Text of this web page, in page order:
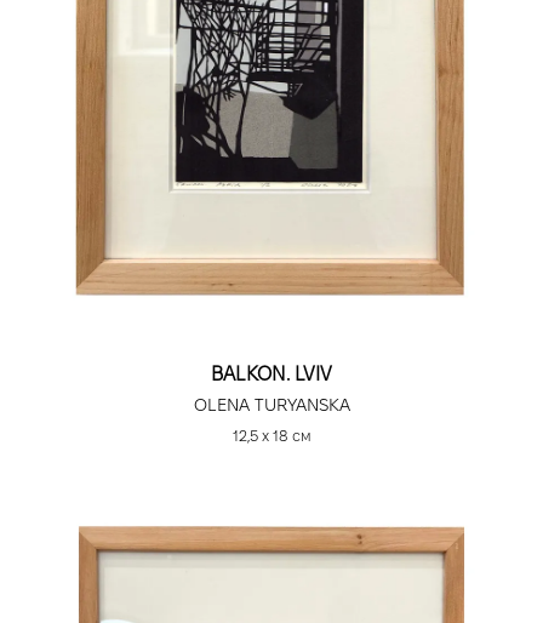
BALKON. LVIV
OLENA TURYANSKA
12,5 х 18 см